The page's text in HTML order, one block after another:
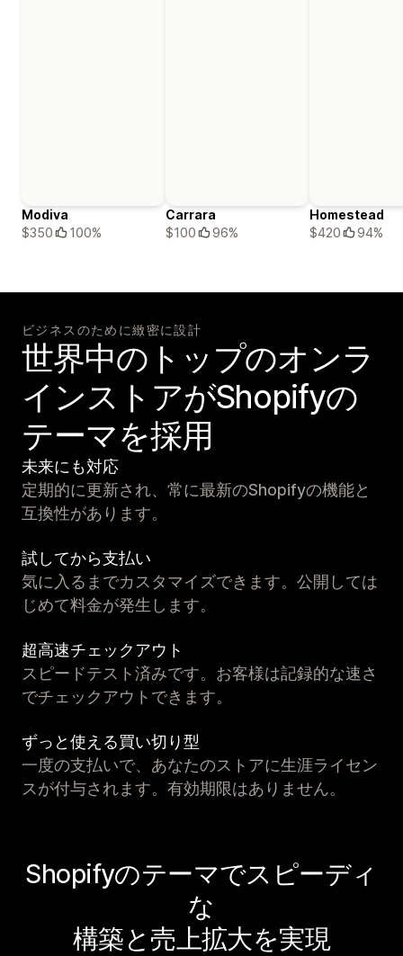
Modiva
$350
100%
Carrara
$100
96%
Homestead
$420
94%
ビジネスのために緻密に設計
世界中のトップのオンラ
インストアがShopifyの
テーマを採用
未来にも対応
定期的に更新され、常に最新のShopifyの機能と
互換性があります。
試してから支払い
気に入るまでカスタマイズできます。公開しては
じめて料金が発生します。
超高速チェックアウト
スピードテスト済みです。お客様は記録的な速さ
でチェックアウトできます。
ずっと使える買い切り型
一度の支払いで、あなたのストアに生涯ライセン
スが付与されます。有効期限はありません。
Shopifyのテーマでスピーディ
な
構築と売上拡大を実現